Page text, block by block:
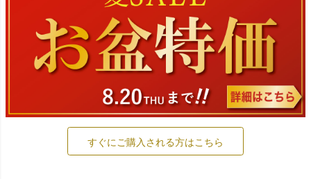
すぐにご購入される方はこちら